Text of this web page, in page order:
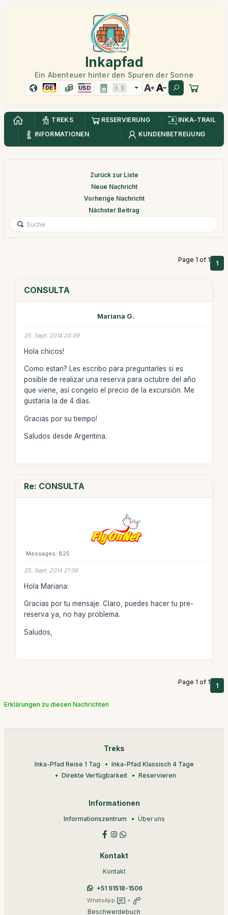
Inkapfad
Ein Abenteuer hinter den Spuren der Sonne
DE USD
TREKS RESERVIERUNG
INKA-TRAIL
INFORMATIONEN
KUNDENBETREUUNG
Zurück zur Liste
Neue Nachricht
Vorherige Nachricht
Nächster Beitrag
Page 1 of 1 1
CONSULTA
Mariana G.
25. Sept. 2014 20:39
Hola chicos!
Como estan? Les escribo para preguntarles si es
posible de realizar una reserva para octubre del año
que viene, así congelo el precio de la excursión. Me
gustaría la de 4 días.
Gracias por su tiempo!
Saludos desde Argentina.
Re: CONSULTA
Messages: 825
25. Sept. 2014 21:36
Hola Mariana:
Gracias por tu mensaje. Claro, puedes hacer tu pre-
reserva ya, no hay problema.
Saludos,
Page 1 of 1 1
Erklärungen zu diesen Nachrichten
Treks
Inka-Pfad Reise 1 Tag
Inka-Pfad Klassisch 4 Tage
Direkte Verfügbarkeit
Reservieren
Informationen
Informationszentrum Über uns
Kontakt
Kontakt
+51 91518-1506
WhatsApp +
Beschwerdebuch